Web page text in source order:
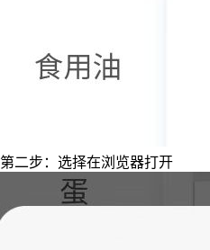
第二步：选择在浏览器打开